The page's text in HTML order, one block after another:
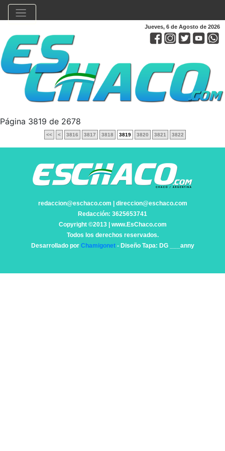
Jueves, 6 de Agosto de 2026
Página 3819 de 2678
<< < 3816 3817 3818 3819 3820 3821 3822
redaccion@eschaco.com | direccion@eschaco.com
Redacción: 3625653741
Copyright ©2013 | www.EsChaco.com
Todos los derechos reservados.
Desarrollado por Chamigonet- Diseño Tapa: DG ___anny